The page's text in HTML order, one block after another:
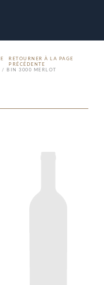
RETOURNER À LA PAGE
PRÉCÉDENTE
BIN 3000 MERLOT